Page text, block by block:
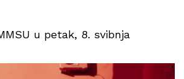
u petak, 8. svibnja